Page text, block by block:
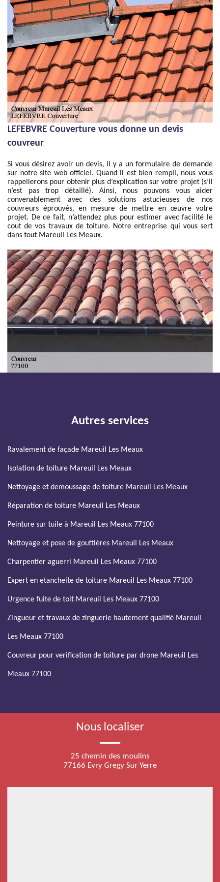
LEFEBVRE Couverture vous donne un devis
couvreur
Si vous désirez avoir un devis, il y a un formulaire de demande
sur notre site web officiel. Quand il est bien rempli, nous vous
rappellerons pour obtenir plus d’explication sur votre projet (s’il
n’est pas trop détaillé). Ainsi, nous pouvons vous aider
convenablement avec des solutions astucieuses de nos
couvreurs éprouvés, en mesure de mettre en œuvre votre
projet. De ce fait, n’attendez plus pour estimer avec facilité le
cout de vos travaux de toiture. Notre entreprise qui vous sert
dans tout Mareuil Les Meaux.
Autres services
Ravalement de façade Mareuil Les Meaux
Isolation de toiture Mareuil Les Meaux
Nettoyage et demoussage de toiture Mareuil Les Meaux
Réparation de toiture Mareuil Les Meaux
Peinture sur tuile à Mareuil Les Meaux 77100
Nettoyage et pose de gouttières Mareuil Les Meaux
Charpentier aguerri Mareuil Les Meaux 77100
Expert en etancheite de toiture Mareuil Les Meaux 77100
Urgence fuite de toit Mareuil Les Meaux 77100
Zingueur et travaux de zinguerie hautement qualifié Mareuil
Les Meaux 77100
Couvreur pour verification de toiture par drone Mareuil Les
Meaux 77100
Nous localiser
25 chemin des moulins
77166 Evry Gregy Sur Yerre